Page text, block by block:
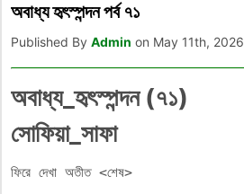
অবাধ্য হৃৎস্পন্দন পর্ব ৭১
Published By Admin on May 11th, 2026
অবাধ্য_হৃৎস্পন্দন (৭১)
সোফিয়া_সাফা
ফিরে দেখা অতীত <শেষ>